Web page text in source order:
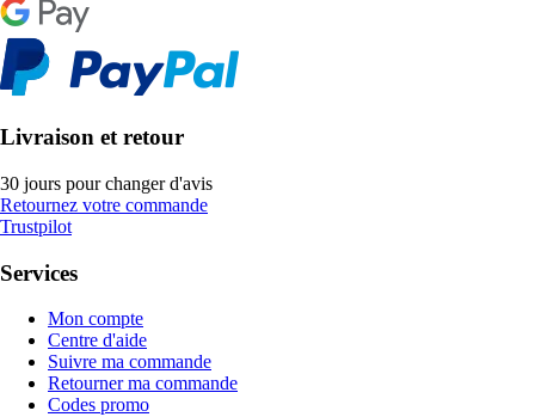
Livraison et retour
30 jours pour changer d'avis
Retournez votre commande
Trustpilot
Services
Mon compte
Centre d'aide
Suivre ma commande
Retourner ma commande
Codes promo